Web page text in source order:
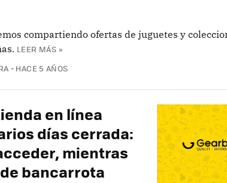
compartiendo ofertas de juguetes y
LEER MÁS »
HACE 5 AÑOS
en línea
días cerrada:
mientras
bancarrota